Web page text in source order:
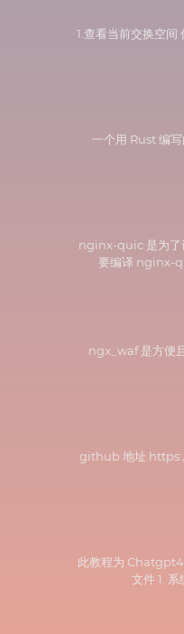
1.查看当前交换空
一个用 Rust 编
nginx-quic 是为了
要编译 nginx-
ngx_waf 是方便
github 地址
此教程为 Chatgpt4
文件 1.